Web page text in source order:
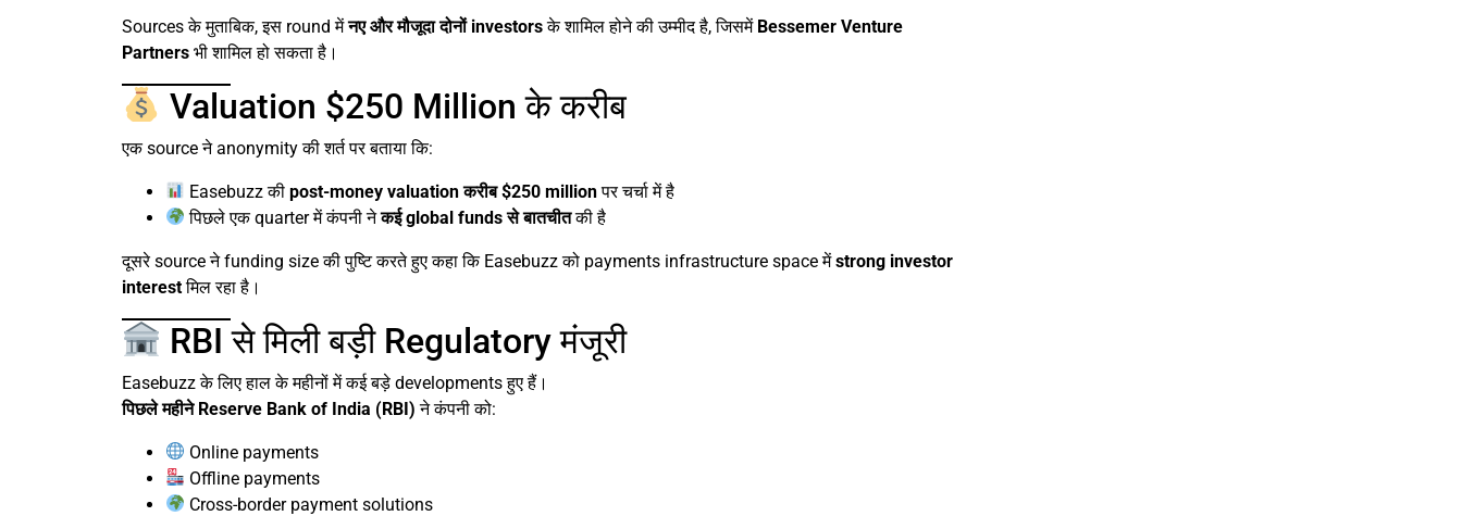
Sources के मुताबिक, इस round मेंनए और मौजूदा दोनों investorsके शामिल होने की उम्मीद है, जिसमें Bessemer Venture
Partners भी शामिल हो सकता है।
Valuation $250 Million के करीब
एक source ने anonymity की शर्त पर बताया कि:
Easebuzz कीpost-money valuation करीब $250 millionपर चर्चा में है
पिछले एक quarter में कंपनी नेकई global funds से बातचीतकी है
दूसरे source ने funding size की पुष्टि करते हुए कहा कि Easebuzz को payments infrastructure space मेंstrong investor
interestमिल रहा है।
RBI से मिली बड़ी Regulatory मंजूरी
Easebuzz के लिए हाल के महीनों में कई बड़े developments हुए हैं।
पिछले महीने Reserve Bank of India (RBI) ने कंपनी को:
Online payments
Offline payments
Cross-border payment solutions